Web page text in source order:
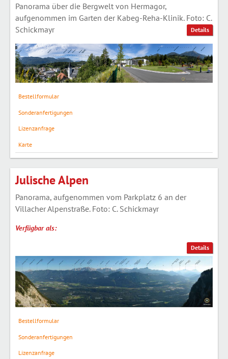
Details
Panorama über die Bergwelt von Hermagor,
aufgenommen im Garten der Kabeg-Reha-Klinik. Foto: C.
Schickmayr
Bestellformular
Sonderanfertigungen
Lizenzanfrage
Karte
Details
Julische Alpen
Panorama, aufgenommen vom Parkplatz 6 an der
Villacher Alpenstraße. Foto: C. Schickmayr
Verfügbar als:
Bestellformular
Sonderanfertigungen
Lizenzanfrage